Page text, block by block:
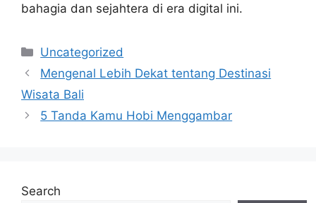
bahagia dan sejahtera di era digital ini.
Categories
Uncategorized
Mengenal Lebih Dekat tentang Destinasi
Wisata Bali
5 Tanda Kamu Hobi Menggambar
Search